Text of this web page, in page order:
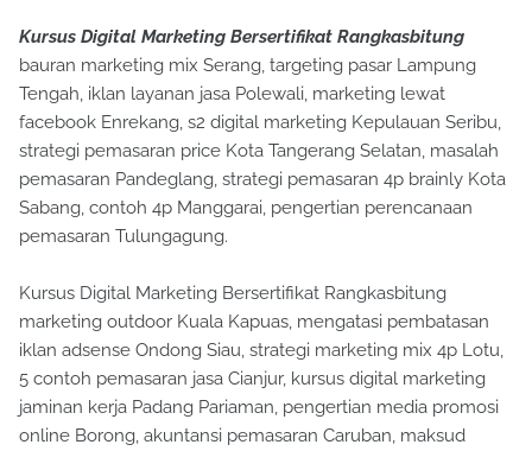
Kursus Digital Marketing Bersertifikat Rangkasbitung
bauran marketing mix Serang, targeting pasar Lampung
Tengah, iklan layanan jasa Polewali, marketing lewat
facebook Enrekang, s2 digital marketing Kepulauan Seribu,
strategi pemasaran price Kota Tangerang Selatan, masalah
pemasaran Pandeglang, strategi pemasaran 4p brainly Kota
Sabang, contoh 4p Manggarai, pengertian perencanaan
pemasaran Tulungagung.
Kursus Digital Marketing Bersertifikat Rangkasbitung
marketing outdoor Kuala Kapuas, mengatasi pembatasan
iklan adsense Ondong Siau, strategi marketing mix 4p Lotu,
5 contoh pemasaran jasa Cianjur, kursus digital marketing
jaminan kerja Padang Pariaman, pengertian media promosi
online Borong, akuntansi pemasaran Caruban, maksud